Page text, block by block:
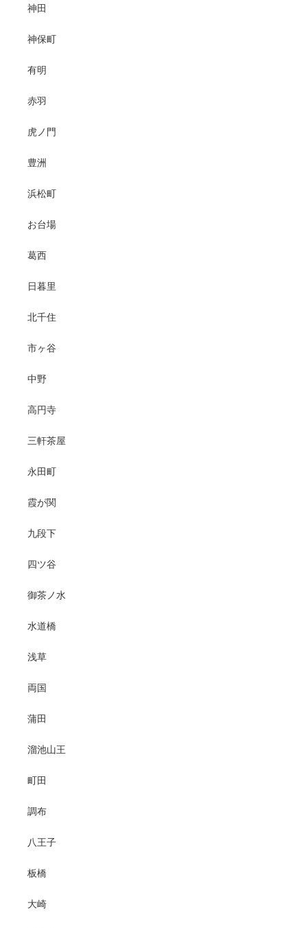
神田
神保町
有明
赤羽
虎ノ門
豊洲
浜松町
お台場
葛西
日暮里
北千住
市ヶ谷
中野
高円寺
三軒茶屋
永田町
霞が関
九段下
四ツ谷
御茶ノ水
水道橋
浅草
両国
蒲田
溜池山王
町田
調布
八王子
板橋
大崎